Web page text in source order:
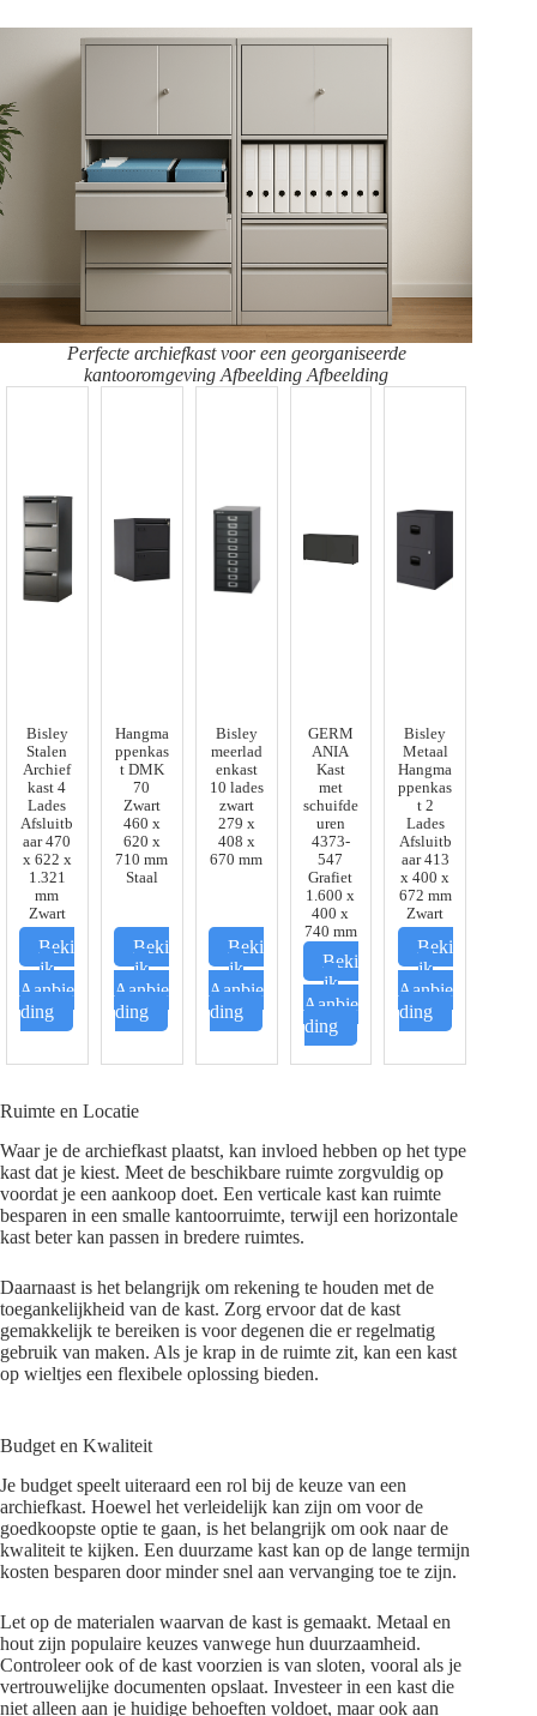
Perfecte archiefkast voor een georganiseerde
kantooromgeving Afbeelding Afbeelding
Bisley
Stalen
Archief
kast 4
Lades
Afsluitb
aar 470
x 622 x
1.321
mm
Zwart
Beki
jk
Aanbie
ding
Hangma
ppenkas
t DMK
70
Zwart
460 x
620 x
710 mm
Staal
Beki
jk
Aanbie
ding
Bisley
meerlad
enkast
10 lades
zwart
279 x
408 x
670 mm
Beki
jk
Aanbie
ding
GERM
ANIA
Kast
met
schuifde
uren
4373-
547
Grafiet
1.600 x
400 x
740 mm
Beki
jk
Aanbie
ding
Bisley
Metaal
Hangma
ppenkas
t 2
Lades
Afsluitb
aar 413
x 400 x
672 mm
Zwart
Beki
jk
Aanbie
ding
Ruimte en Locatie
Waar je de archiefkast plaatst, kan invloed hebben op het type
kast dat je kiest. Meet de beschikbare ruimte zorgvuldig op
voordat je een aankoop doet. Een verticale kast kan ruimte
besparen in een smalle kantoorruimte, terwijl een horizontale
kast beter kan passen in bredere ruimtes.
Daarnaast is het belangrijk om rekening te houden met de
toegankelijkheid van de kast. Zorg ervoor dat de kast
gemakkelijk te bereiken is voor degenen die er regelmatig
gebruik van maken. Als je krap in de ruimte zit, kan een kast
op wieltjes een flexibele oplossing bieden.
Budget en Kwaliteit
Je budget speelt uiteraard een rol bij de keuze van een
archiefkast. Hoewel het verleidelijk kan zijn om voor de
goedkoopste optie te gaan, is het belangrijk om ook naar de
kwaliteit te kijken. Een duurzame kast kan op de lange termijn
kosten besparen door minder snel aan vervanging toe te zijn.
Let op de materialen waarvan de kast is gemaakt. Metaal en
hout zijn populaire keuzes vanwege hun duurzaamheid.
Controleer ook of de kast voorzien is van sloten, vooral als je
vertrouwelijke documenten opslaat. Investeer in een kast die
niet alleen aan je huidige behoeften voldoet, maar ook aan